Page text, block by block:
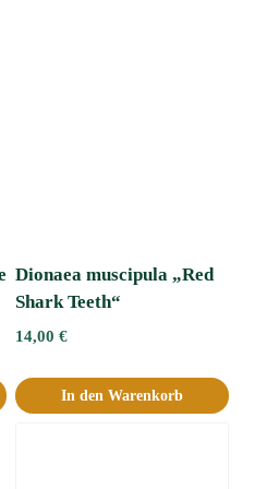
Dionaea muscipula „Red
Shark Teeth“
14,00 €
In den Warenkorb